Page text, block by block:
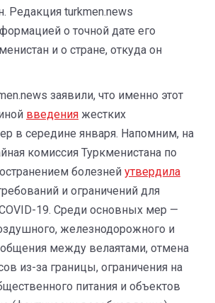
Редакция turkmen.news
о точной дате его
и о стране, откуда он
заявили, что именно этот
введения жестких
в середине января. Напомним, на
комиссия Туркменистана по
болезней утвердила
и ограничений для
19. Среди основных мер —
железнодорожного и
между велаятами, отмена
из-за границы, ограничения на
питания и объектов